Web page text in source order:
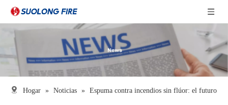
Hogar » Noticias » Espuma contra incendios sin flúor: el futuro